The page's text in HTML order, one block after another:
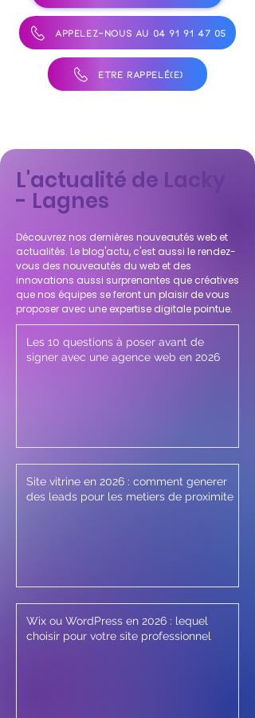
APPELEZ-NOUS AU 04 91 91 47 05
ÊTRE RAPPELÉ(E)
L'actualité de Lacky
- Lagnes
Découvrez nos dernières nouveautés web et
actualités. Le blog'actu, c'est aussi le rendez-
vous des nouveautés du web et des
innovations aussi surprenantes que créatives
que nos équipes se feront un plaisir de vous
proposer avec une expertise digitale pointue.
Les 10 questions à poser avant de
signer avec une agence web en 2026
Site vitrine en 2026 : comment generer
des leads pour les metiers de proximite
Wix ou WordPress en 2026 : lequel
choisir pour votre site professionnel